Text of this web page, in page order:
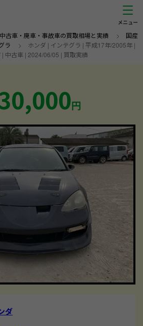
中古車・廃車・事故車の買取相場と実績 > 国産
ラ >
ホンダ | インテグラ | 平成17年/2005年 |
中古車 | 2024/06/05 | 買取実績
円
ダ